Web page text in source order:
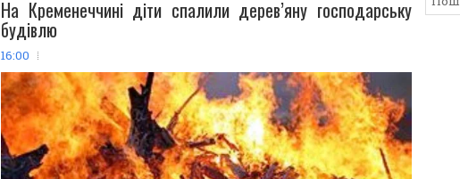
На Кременеччині діти спалили дерев’яну господарську
будівлю
16:00